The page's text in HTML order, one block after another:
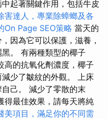
起著關鍵作用，包括牛皮
害達人，專業除蟑螂及各
On Page SEO策略 當天的
因為它可以保護，滋養，
。 有兩種類型的椰子
高的抗氧化劑濃度，椰子
少了皺紋的外觀。 上床
己。 減少了零散的末
得最佳效果，請每天將純
美項目，滿足你的不同需